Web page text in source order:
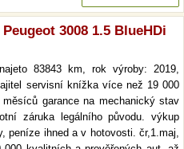
Peugeot 3008 1.5 BlueHDi
83843 km, rok výroby: 2019,
servisní knížka více než 19 000
garance na mechanický stav
záruka legálního původu. výkup
peníze ihned a v hotovosti. čr,1.maj,